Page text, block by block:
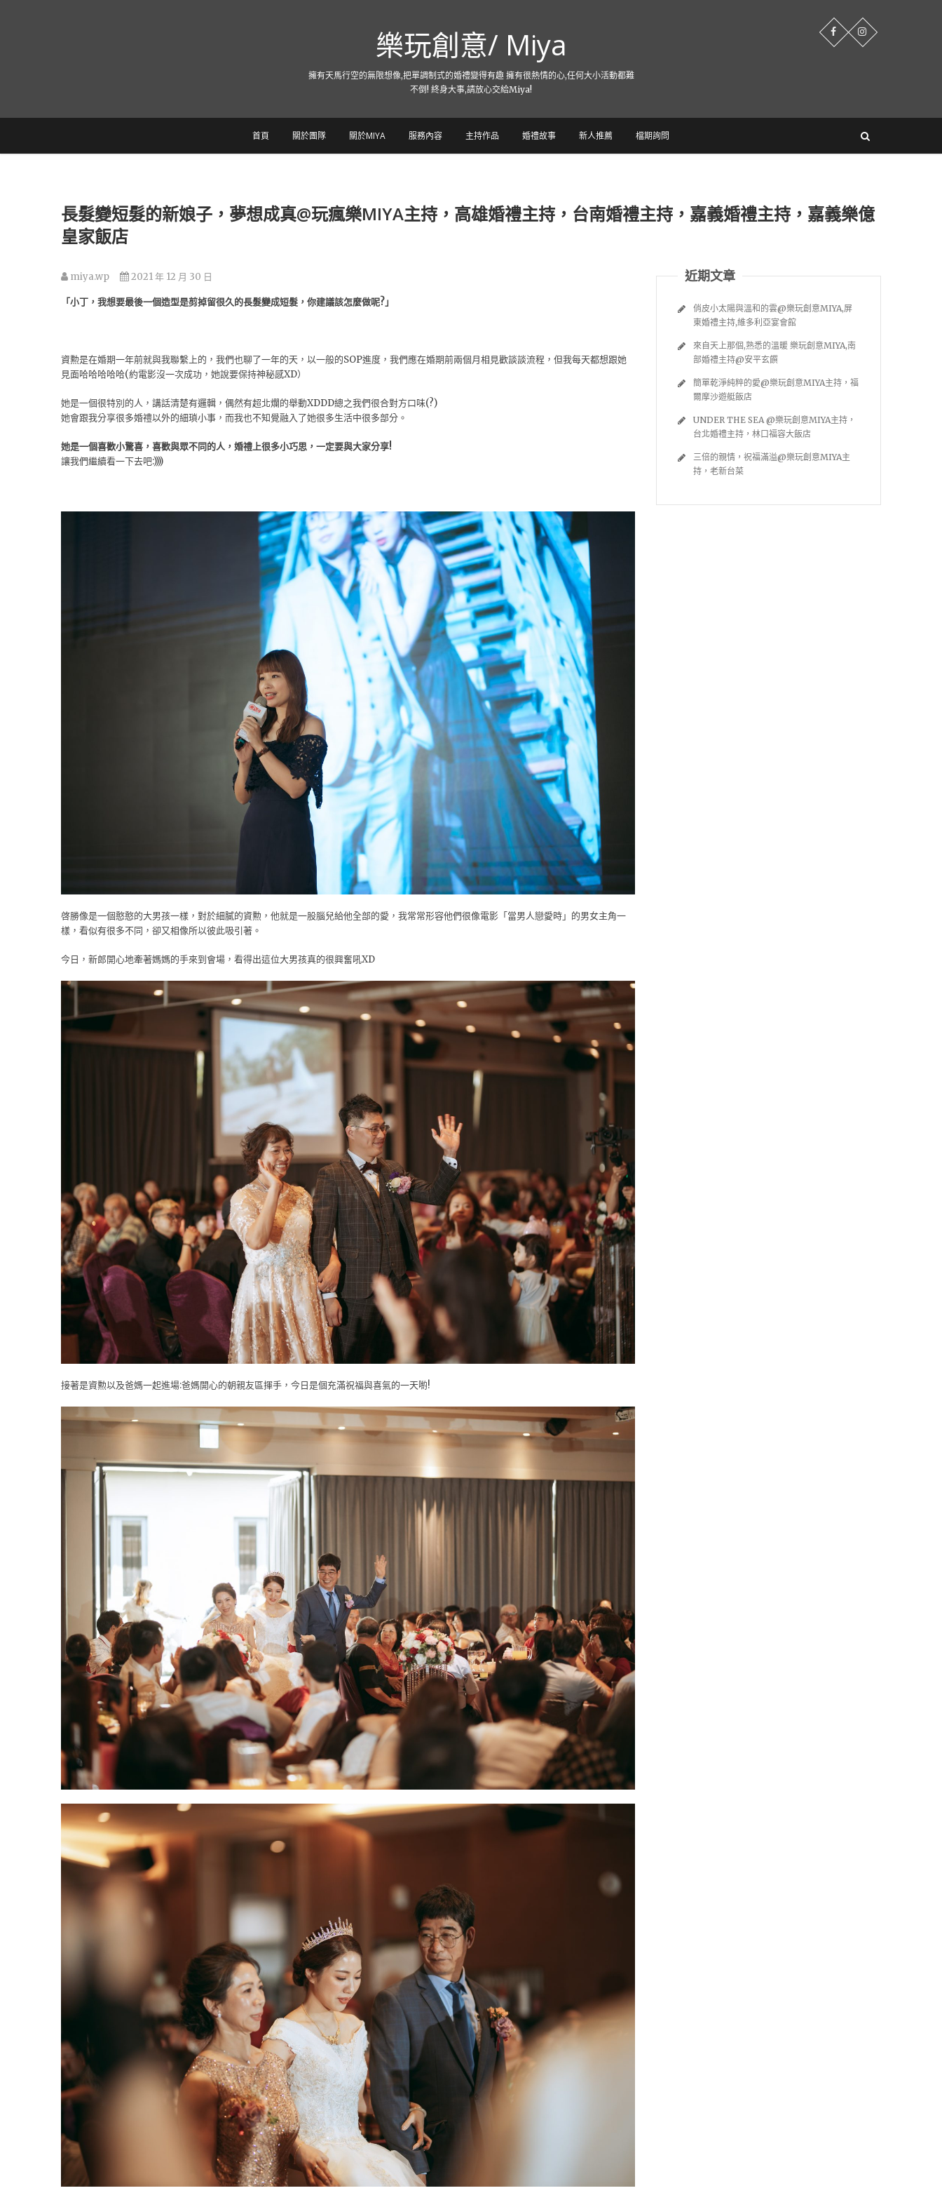
樂玩創意/ Miya
擁有天馬行空的無限想像,把單調制式的婚禮變得有趣 擁有很熱情的心,任何大小活動都難
不倒! 終身大事,請放心交給Miya!
首頁 關於團隊 關於MIYA 服務內容 主持作品 婚禮故事 新人推薦 檔期詢問
長髮變短髮的新娘子，夢想成真@玩瘋樂MIYA主持，高雄婚禮主持，台南婚禮主持，嘉義婚禮主持，嘉義樂億
皇家飯店
miya.wp 2021 年 12 月 30 日
「小丁，我想要最後一個造型是剪掉留很久的長髮變成短髮，你建議該怎麼做呢?」
資勲是在婚期一年前就與我聯繫上的，我們也聊了一年的天，以一般的SOP進度，我們應在婚期前兩個月相見歡談談流程，但我每天都想跟她
見面哈哈哈哈哈(約電影沒一次成功，她說要保持神秘感XD）
她是一個很特別的人，講話清楚有邏輯，偶然有超北爛的舉動XDDD總之我們很合對方口味(?)
她會跟我分享很多婚禮以外的細瑣小事，而我也不知覺融入了她很多生活中很多部分。
她是一個喜歡小驚喜，喜歡與眾不同的人，婚禮上很多小巧思，一定要與大家分享!
讓我們繼續看一下去吧:))))
啓勝像是一個憨憨的大男孩一樣，對於細膩的資勲，他就是一股腦兒給他全部的愛，我常常形容他們很像電影「當男人戀愛時」的男女主角一
樣，看似有很多不同，卻又相像所以彼此吸引著。
今日，新郎開心地牽著媽媽的手來到會場，看得出這位大男孩真的很興奮吼XD
接著是資勲以及爸媽一起進場:爸媽開心的朝親友區揮手，今日是個充滿祝福與喜氣的一天喲!
近期文章
俏皮小太陽與溫和的雲@樂玩創意MIYA,屏
東婚禮主持,維多利亞宴會館
來自天上那個,熟悉的溫暖 樂玩創意MIYA,南
部婚禮主持@安平玄饌
簡單乾淨純粹的愛@樂玩創意MIYA主持，福
爾摩沙遊艇飯店
UNDER THE SEA @樂玩創意MIYA主持，
台北婚禮主持，林口福容大飯店
三倍的親情，祝福滿溢@樂玩創意MIYA主
持，老新台菜